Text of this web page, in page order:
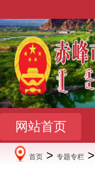
网站首页
办事服务
首页 > 专题专栏 >